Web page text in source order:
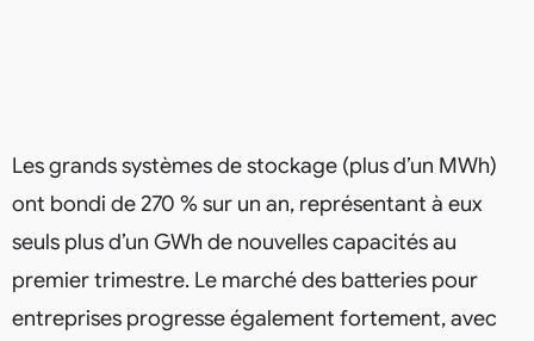
Les grands systèmes de stockage (plus d’un MWh)
ont bondi de 270 % sur un an, représentant à eux
seuls plus d’un GWh de nouvelles capacités au
premier trimestre. Le marché des batteries pour
entreprises progresse également fortement, avec